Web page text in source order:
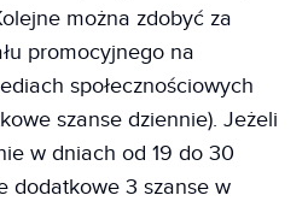
można zdobyć za
promocyjnego na
społecznościowych
szanse dziennie). Jeżeli
w dniach od 19 do 30
dodatkowe 3 szanse w